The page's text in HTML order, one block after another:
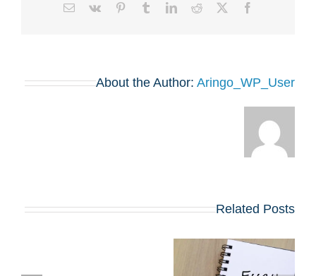
Facebook
X
Reddit
LinkedIn
Tumblr
Pinterest
Vk
Email
About the Author: Aringo_WP_User
Related Posts